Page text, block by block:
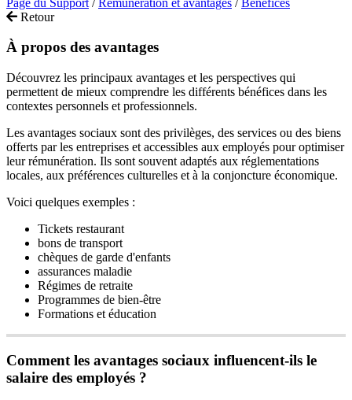
Retour
À propos des avantages
Découvrez les principaux avantages et les perspectives qui
permettent de mieux comprendre les différents bénéfices dans les
contextes personnels et professionnels.
Les avantages sociaux sont des privilèges, des services ou des biens
offerts par les entreprises et accessibles aux employés pour optimiser
leur rémunération. Ils sont souvent adaptés aux réglementations
locales, aux préférences culturelles et à la conjoncture économique.
Voici quelques exemples :
Tickets restaurant
bons de transport
chèques de garde d'enfants
assurances maladie
Régimes de retraite
Programmes de bien-être
Formations et éducation
Comment les avantages sociaux influencent-ils le
salaire des employés ?